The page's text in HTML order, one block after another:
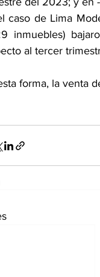
caso de Lima
inmuebles)
al tercer
forma, la venta